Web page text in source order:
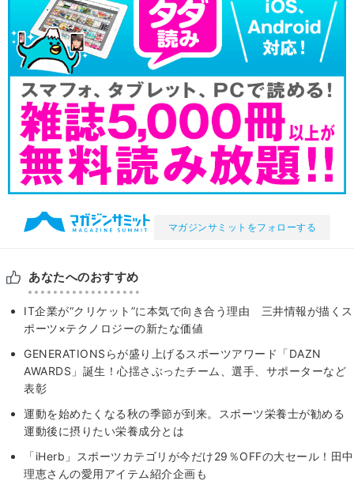
マガジンサミットをフォローする
あなたへのおすすめ
IT企業が“クリケット”に本気で向き合う理由 三井情報が描くス
ポーツ×テクノロジーの新たな価値
GENERATIONSらが盛り上げるスポーツアワード「DAZN
AWARDS」誕生！心揺さぶったチーム、選手、サポーターなど
表彰
運動を始めたくなる秋の季節が到来。スポーツ栄養士が勧める
運動後に摂りたい栄養成分とは
「iHerb」スポーツカテゴリが今だけ29％OFFの大セール！田中
理恵さんの愛用アイテム紹介企画も